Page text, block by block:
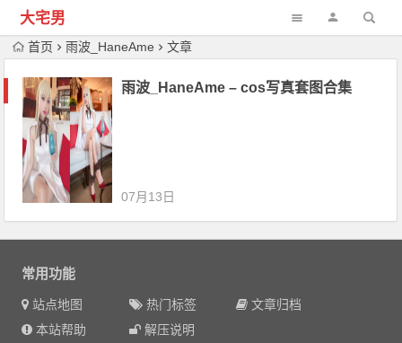
大宅男
首页 雨波_HaneAme 文章
雨波_HaneAme – cos写真套图合集
07月13日
常用功能
站点地图 热门标签
文章归档
本站帮助
解压说明